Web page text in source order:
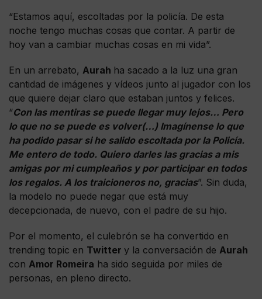
“Estamos aquí, escoltadas por la policía. De esta
noche tengo muchas cosas que contar. A partir de
hoy van a cambiar muchas cosas en mi vida”.
En un arrebato, Aurah ha sacado a la luz una gran
cantidad de imágenes y vídeos junto al jugador con los
que quiere dejar claro que estaban juntos y felices.
“Con las mentiras se puede llegar muy lejos… Pero
lo que no se puede es volver(…) Imagínense lo que
ha podido pasar si he salido escoltada por la Policía.
Me entero de todo. Quiero darles las gracias a mis
amigas por mi cumpleaños y por participar en todos
los regalos. A los traicioneros no, gracias”. Sin duda,
la modelo no puede negar que está muy
decepcionada, de nuevo, con el padre de su hijo.
Por el momento, el culebrón se ha convertido en
trending topic en Twitter y la conversación de Aurah
con Amor Romeira ha sido seguida por miles de
personas, en pleno directo.